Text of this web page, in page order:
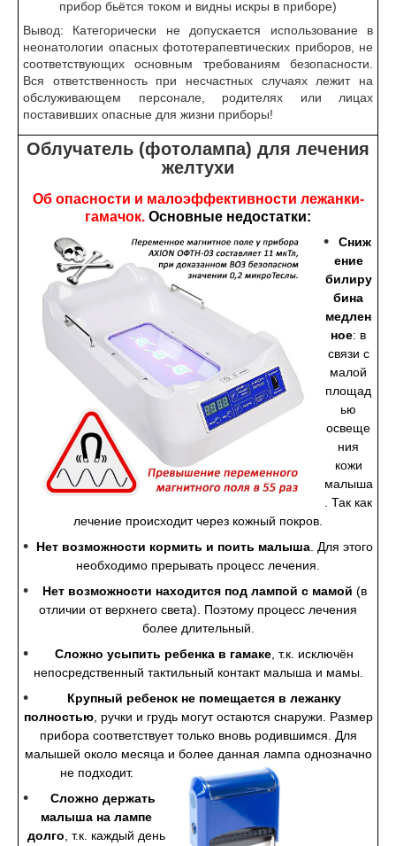
прибор бьётся током и видны искры в приборе)
Вывод: Категорически не допускается использование в
неонатологии опасных фототерапевтических приборов, не
соответствующих основным требованиям безопасности.
Вся ответственность при несчастных случаях лежит на
обслуживающем персонале, родителях или лицах
поставивших опасные для жизни приборы!
Облучатель (фотолампа) для лечения
желтухи
Об опасности и малоэффективности лежанки-
гамачок. Основные недостатки:
Сниж
ение
билиру
бина
медлен
ное: в
связи с
малой
площад
ью
освеще
ния
кожи
малыша
. Так как
лечение происходит через кожный покров.
Нет возможности кормить и поить малыша. Для этого
необходимо прерывать процесс лечения.
Нет возможности находится под лампой с мамой (в
отличии от верхнего света). Поэтому процесс лечения
более длительный.
Сложно усыпить ребенка в гамаке, т.к. исключён
непосредственный тактильный контакт малыша и мамы.
Крупный ребенок не помещается в лежанку
полностью, ручки и грудь могут остаются снаружи. Размер
прибора соответствует только вновь родившимся. Для
малышей около месяца и более данная лампа однозначно
не подходит.
Сложно держать
малыша на лампе
долго, т.к. каждый день